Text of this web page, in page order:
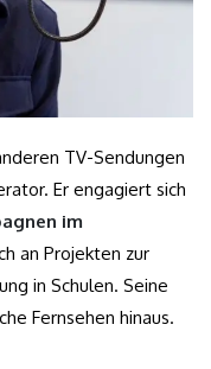
TV-Sendungen
Er engagiert sich
im
an Projekten zur
in Schulen. Seine
Fernsehen hinaus.